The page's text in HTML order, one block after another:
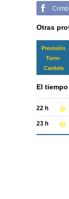
Otras
Previsión
Torre-
Cardela
El
22 h
23 h